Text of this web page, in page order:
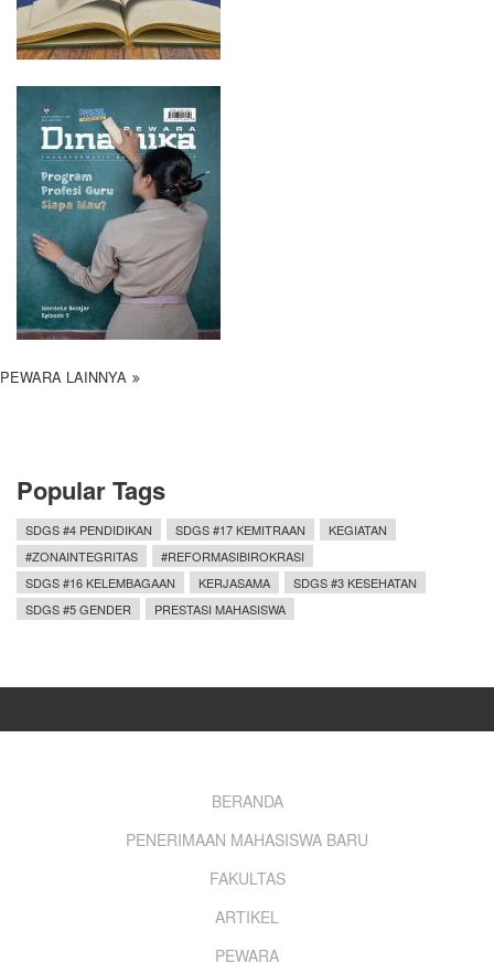
PEWARA LAINNYA
Popular Tags
SDGS #4 PENDIDIKAN SDGS #17 KEMITRAAN
KEGIATAN
#ZONAINTEGRITAS
#REFORMASIBIROKRASI
SDGS #16 KELEMBAGAAN
KERJASAMA
SDGS #3 KESEHATAN
SDGS #5 GENDER
PRESTASI MAHASISWA
BERANDA
PENERIMAAN MAHASISWA BARU
FAKULTAS
ARTIKEL
PEWARA